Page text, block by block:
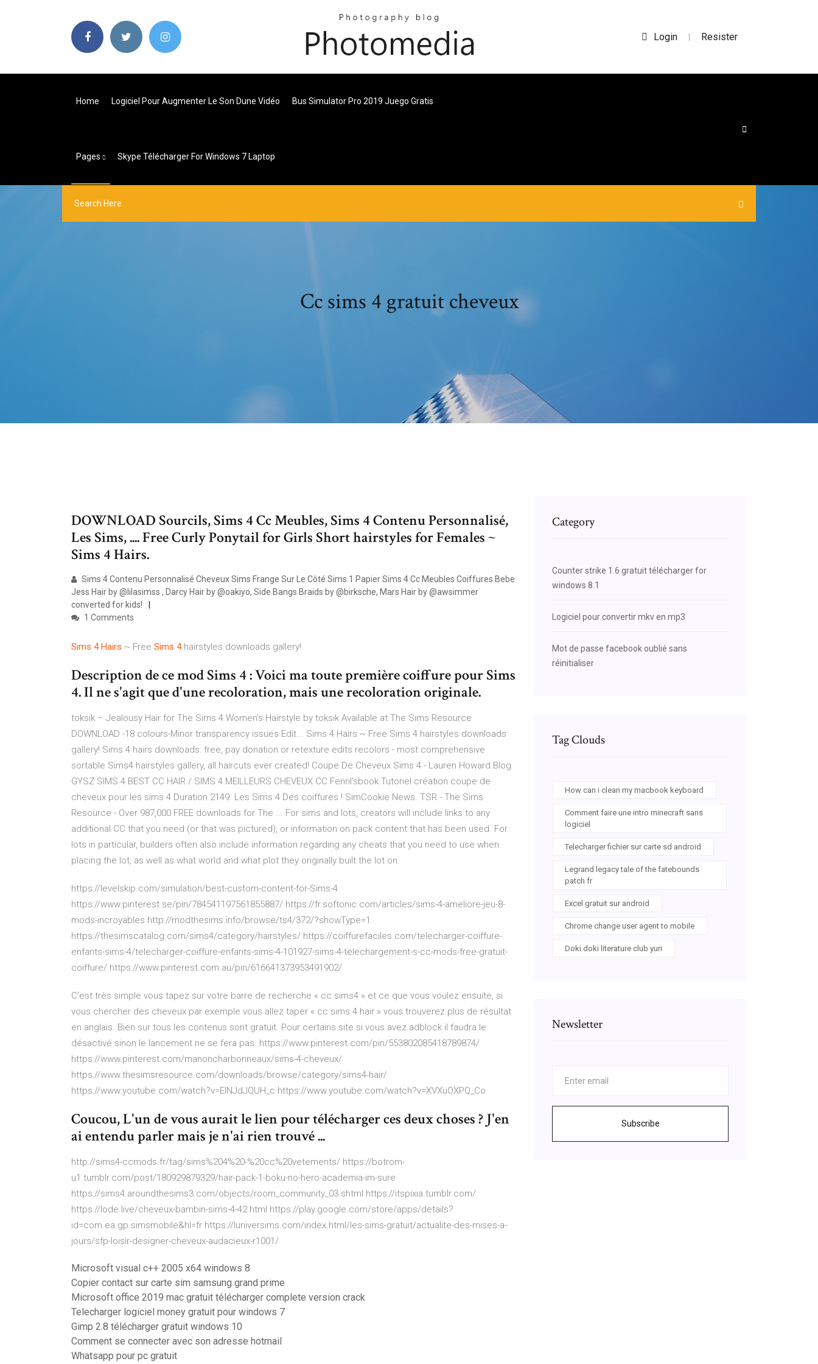
Login | Resister
Home Logiciel Pour Augmenter Le Son Dune Vidéo Bus Simulator Pro 2019 Juego Gratis
Pages Skype Télécharger For Windows 7 Laptop
Cc sims 4 gratuit cheveux
DOWNLOAD Sourcils, Sims 4 Cc Meubles, Sims 4 Contenu Personnalisé,
Les Sims, .... Free Curly Ponytail for Girls Short hairstyles for Females ~
Sims 4 Hairs.
Sims 4 Contenu Personnalisé Cheveux Sims Frange Sur Le Côté Sims 1 Papier Sims 4 Cc Meubles Coiffures Bebe
Jess Hair by @lilasimss , Darcy Hair by @oakiyo, Side Bangs Braids by @birksche, Mars Hair by @awsimmer
converted for kids!
1 Comments
Sims 4 Hairs ~ Free Sims 4hairstyles downloads gallery!
Description de ce mod Sims 4 : Voici ma toute première coiffure pour Sims
4. Il ne s'agit que d'une recoloration, mais une recoloration originale.
toksik – Jealousy Hair for The Sims 4 Women’s Hairstyle by toksik Available at The Sims Resource
DOWNLOAD -18 colours-Minor transparency issues Edit... Sims 4 Hairs ~ Free Sims 4 hairstyles downloads
gallery! Sims 4 hairs downloads: free, pay donation or retexture edits recolors - most comprehensive
sortable Sims4 hairstyles gallery, all haircuts ever created! Coupe De Cheveux Sims 4 - Lauren Howard Blog
GYSZ SIMS 4 BEST CC HAIR / SIMS 4 MEILLEURS CHEVEUX CC Fenril'sbook Tutoriel création coupe de
cheveux pour les sims 4 Duration 2149. Les Sims 4 Des coiffures ! SimCookie News. TSR - The Sims
Resource - Over 987,000 FREE downloads for The ... For sims and lots, creators will include links to any
additional CC that you need (or that was pictured), or information on pack content that has been used. For
lots in particular, builders often also include information regarding any cheats that you need to use when
placing the lot, as well as what world and what plot they originally built the lot on.
https://levelskip.com/simulation/best-custom-content-for-Sims-4
https://www.pinterest.se/pin/784541197561855887/ https://fr.softonic.com/articles/sims-4-ameliore-jeu-8-
mods-incroyables http://modthesims.info/browse/ts4/372/?showType=1
https://thesimscatalog.com/sims4/category/hairstyles/ https://coiffurefaciles.com/telecharger-coiffure-
enfants-sims-4/telecharger-coiffure-enfants-sims-4-101927-sims-4-telechargement-s-cc-mods-free-gratuit-
coiffure/ https://www.pinterest.com.au/pin/616641373953491902/
C’est très simple vous tapez sur votre barre de recherche « cc sims4 » et ce que vous voulez ensuite, si
vous chercher des cheveux par exemple vous allez taper « cc sims 4 hair » vous trouverez plus de résultat
en anglais. Bien sur tous les contenus sont gratuit. Pour certains site si vous avez adblock il faudra le
désactivé sinon le lancement ne se fera pas. https://www.pinterest.com/pin/553802085418789874/
https://www.pinterest.com/manoncharbonneaux/sims-4-cheveux/
https://www.thesimsresource.com/downloads/browse/category/sims4-hair/
https://www.youtube.com/watch?v=ElNJdJQUH_c https://www.youtube.com/watch?v=XVXuOXPQ_Co
Coucou, L'un de vous aurait le lien pour télécharger ces deux choses ? J'en
ai entendu parler mais je n'ai rien trouvé ...
http://sims4-ccmods.fr/tag/sims%204%20-%20cc%20vetements/ https://botrom-
u1.tumblr.com/post/180929879329/hair-pack-1-boku-no-hero-academia-im-sure
https://sims4.aroundthesims3.com/objects/room_community_03.shtml https://itspixia.tumblr.com/
https://lode.live/cheveux-bambin-sims-4-42.html https://play.google.com/store/apps/details?
id=com.ea.gp.simsmobile&hl=fr https://luniversims.com/index.html/les-sims-gratuit/actualite-des-mises-a-
jours/sfp-loisir-designer-cheveux-audacieux-r1001/
Microsoft visual c++ 2005 x64 windows 8
Copier contact sur carte sim samsung grand prime
Microsoft office 2019 mac gratuit télécharger complete version crack
Telecharger logiciel money gratuit pour windows 7
Gimp 2.8 télécharger gratuit windows 10
Comment se connecter avec son adresse hotmail
Whatsapp pour pc gratuit
Category
Counter strike 1.6 gratuit télécharger for
windows 8.1
Logiciel pour convertir mkv en mp3
Mot de passe facebook oublié sans
réinitialiser
Tag Clouds
How can i clean my macbook keyboard
Comment faire une intro minecraft sans
logiciel
Telecharger fichier sur carte sd android
Legrand legacy tale of the fatebounds
patch fr
Excel gratuit sur android
Chrome change user agent to mobile
Doki doki literature club yuri
Newsletter
Subscribe